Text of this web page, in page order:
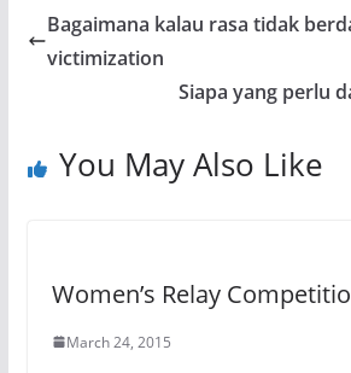
Bagaimana kalau rasa tidak
victimization
Siapa yang perlu
You May Also Like
Women’s Relay
March 24, 2015